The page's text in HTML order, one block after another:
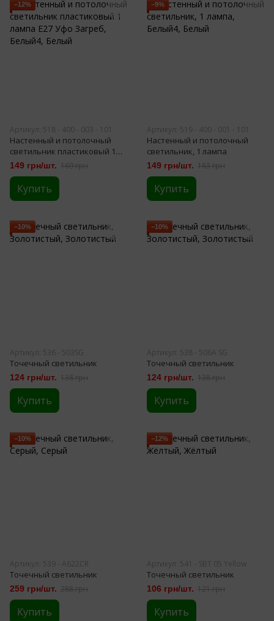
−12%
Артикул: 518 - 400 - 003 - 101
Настенный и потолочный
светильник пластиковый 1
лампа Е27 Уфо Загреб
149 грн/шт. 169 грн
Купить
−9%
Артикул: 519 - 400 - 001 - 101
Настенный и потолочный
светильник, 1 лампа
149 грн/шт. 163 грн
Купить
−10%
Артикул: 536 - 503SG
Точечный светильник
124 грн/шт. 138 грн
Купить
−10%
Артикул: 538 - 506A SG
Точечный светильник
124 грн/шт. 138 грн
Купить
−10%
Артикул: 539 - A622CR
Точечный светильник
259 грн/шт. 288 грн
Купить
−12%
Артикул: 541 - SBT 05 Yellow
Точечный светильник
106 грн/шт. 121 грн
Купить